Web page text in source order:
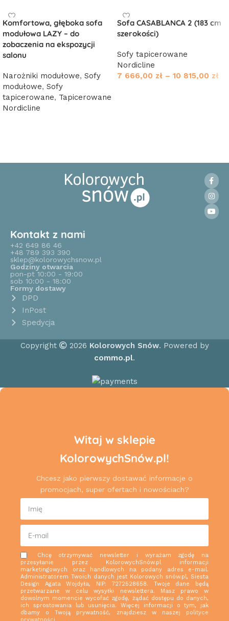
Komfortowa, głęboka sofa
modułowa LAZY – do
zobaczenia na ekspozycji
salonu
Narożniki modułowe, Sofy
modułowe, Sofy
tapicerowane, Tapicerowane
Nordicline
Sofa CASABLANCA 2 (183 cm
szerokości)
Sofy tapicerowane
Nordicline
7 666,00 zł – 10 815,00 zł
Kontakt z nami
+42 649 86 46
+48 789 393 390
sklep@kolorowychsnow.pl
Godziny otwarcia
pon-pt 10:00 - 19:00
sob 10:00 - 18:00
Formy dostawy
DPD
InPost
Spedycja
Copyright 2026 Kolorowych Snów. Powered by
commo.pl.
Witaj w sklepie
KolorowychSnów.pl!
Chcesz jako pierwszy dostawać informacje o
promocjach, super ofertach i nowościach?
Chcę otrzymywać newsletter i wyrażam zgodę na
przesyłanie przez KolorowychSnów.pl informacji
marketingowych oraz handlowych na podany adres e-mail.
Administratorem Twoich danych jest Kolorowych snów.pl, Siesta
Design Agata Wojdyła, NIP: 7272528658. Twoje dane będą
przetwarzane w celu wysyłki newslettera. Masz prawo w
dowolnym momencie wycofać zgodę, żądać dostępu do danych,
ich sprostowania lub usunięcia. Więcej informacji o tym, jak
dbamy o Twoją prywatność, znajdziesz w naszej polityce